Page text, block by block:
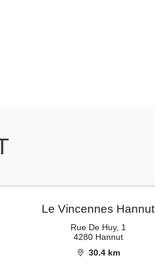
Le Vincennes Hannut
Rue De Huy, 1
4280 Hannut
30.4 km